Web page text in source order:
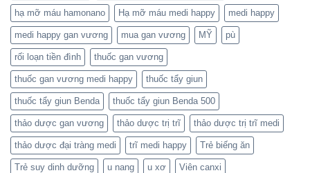
hạ mỡ máu hamonano Hạ mỡ máu medi happy medi happy
medi happy gan vương mua gan vương MỸ pù
rối loạn tiền đình thuốc gan vương
thuốc gan vương medi happy thuốc tẩy giun
thuốc tẩy giun Benda thuốc tẩy giun Benda 500
thảo dược gan vương thảo dược trị trĩ thảo dược trị trĩ medi
thảo dược đại tràng medi trĩ medi happy Trẻ biếng ăn
Trẻ suy dinh dưỡng u nang u xơ Viên canxi